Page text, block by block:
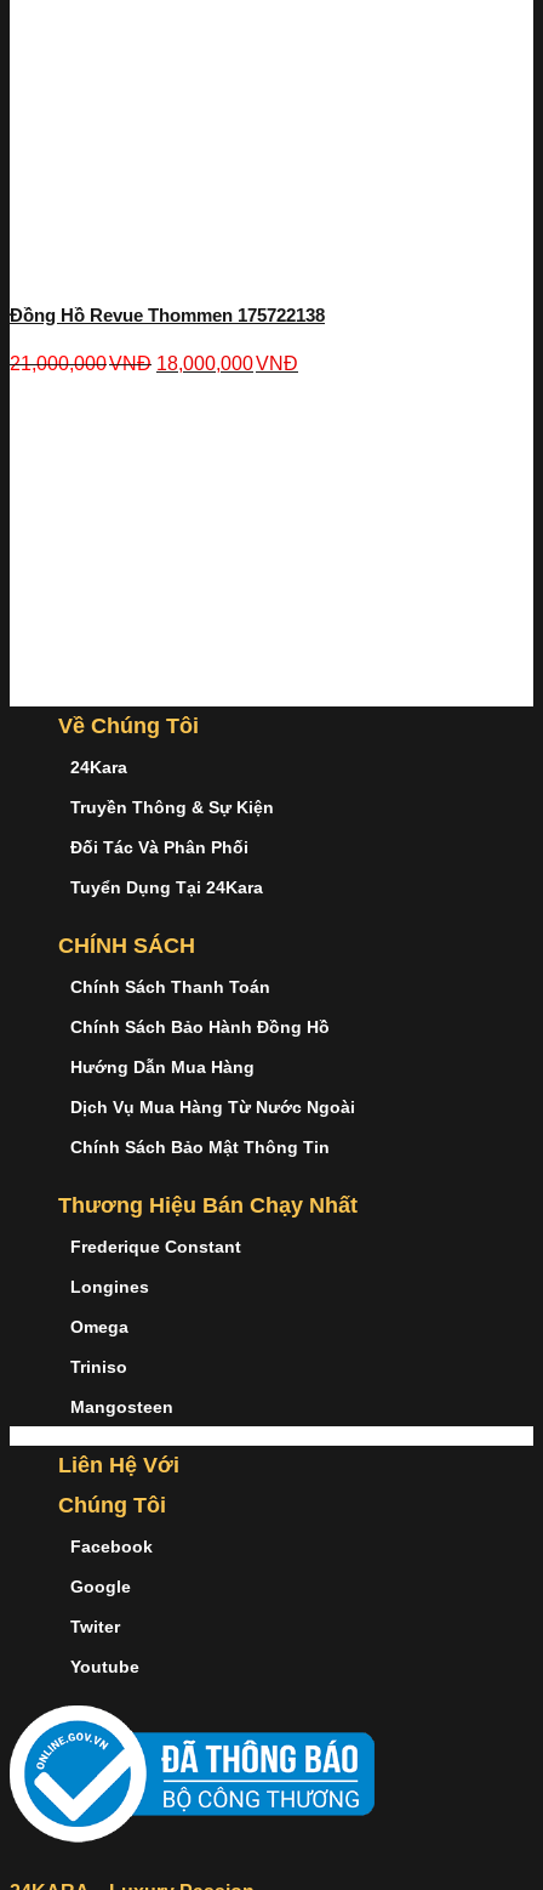
Đồng Hồ Revue Thommen 175722138
21,000,000VNĐ 18,000,000VNĐ
Về Chúng Tôi
24Kara
Truyền Thông & Sự Kiện
Đối Tác Và Phân Phối
Tuyển Dụng Tại 24Kara
CHÍNH SÁCH
Chính Sách Thanh Toán
Chính Sách Bảo Hành Đồng Hồ
Hướng Dẫn Mua Hàng
Dịch Vụ Mua Hàng Từ Nước Ngoài
Chính Sách Bảo Mật Thông Tin
Thương Hiệu Bán Chạy Nhất
Frederique Constant
Longines
Omega
Triniso
Mangosteen
Liên Hệ Với
Chúng Tôi
Facebook
Google
Twiter
Youtube